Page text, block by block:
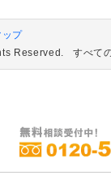
ップ
すべての